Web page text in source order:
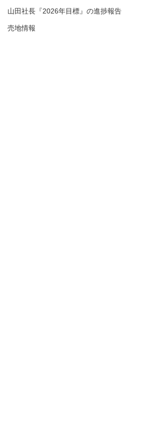
山田社長『2026年目標』の進捗報告
売地情報